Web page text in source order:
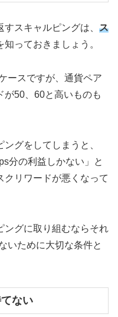
スキャルピングは、 ス
知っておきましょう。
ースですが、通貨ペア
が50、60と高いものも
グをしてしまうと、
分の利益しかない」と
クリワードが悪くなって
ングに取り組むならそれ
いために大切な条件と
ない